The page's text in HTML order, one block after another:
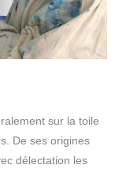
sur la toile
De ses origines
délectation les